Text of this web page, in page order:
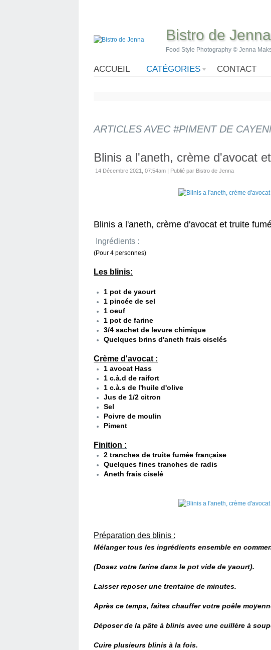
Bistro de Jenna
Food Style Photography © Jenna
ACCUEIL CATÉGORIES CONTACT
ARTICLES AVEC #PIMENT DE
Blinis a l'aneth, crème d'avocat
14 Décembre 2021, 07:54am | Publié par Bistro de Jenna
Blinis a l'aneth, crème d'avocat et truite
Ingrédients :
(Pour 4 personnes)
Les blinis:
1 pot de yaourt
1 pincée de sel
1 oeuf
1 pot de farine
3/4 sachet de levure chimique
Quelques brins d'aneth frais ciselés
Crème d'avocat :
1 avocat Hass
1 c.à.d de raifort
1 c.à.s de l'huile d'olive
Jus de 1/2 citron
Sel
Poivre de moulin
Piment
Finition :
2 tranches de truite fumée française
Quelques fines tranches de radis
Aneth frais ciselé
Préparation des blinis :
Mélanger tous les ingrédients ensemble en
(Dosez votre farine dans le pot vide de yaourt).
Laisser reposer une trentaine de minutes.
Après ce temps, faites chauffer votre poêle
Déposer de la pâte à blinis avec une cuillère à
Cuire plusieurs blinis à la fois.